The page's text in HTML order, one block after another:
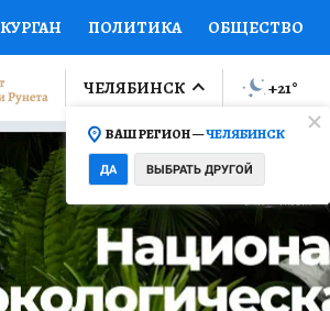
КУРГАН ПОЛИТИКА ОБЩЕСТВО
КОЛУМНИСТЫ ПРОИСШЕСТВИЯ
ОТКРЫВАЕМ МИР Я ЗНАЮ
ПРОМОКОДЫ СЕРИАЛЫ
КОЛЛЕКЦИИ
ЧЕЛЯБИНСК
ВАШ РЕГИОН —ЧЕЛЯБИНСК
ДА ВЫБРАТЬ ДРУГОЙ
+21°